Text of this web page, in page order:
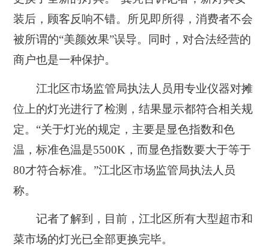
装后，顾客反响不错。所见即所得，消费者不会
被所谓的“美颜效果”误导。同时，对合法经营的
商户也是一种保护。
江北区市场监管局执法人员用专业仪器对摊
位上的灯光进行了检测，结果显示都符合相关规
定。“关于灯光的规定，主要是显色指数和色
温，标准色温是5500K，而显色指数要大于等于
80才符合标准。”江北区市场监管局执法人员
称。
记者了解到，目前，江北区所有大型超市和
菜市场的灯光已全部更换完毕。